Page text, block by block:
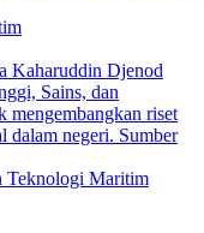
Teknologi Maritim